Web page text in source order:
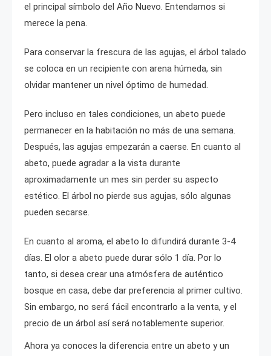
el principal símbolo del Año Nuevo. Entendamos si
merece la pena.
Para conservar la frescura de las agujas, el árbol talado
se coloca en un recipiente con arena húmeda, sin
olvidar mantener un nivel óptimo de humedad.
Pero incluso en tales condiciones, un abeto puede
permanecer en la habitación no más de una semana.
Después, las agujas empezarán a caerse. En cuanto al
abeto, puede agradar a la vista durante
aproximadamente un mes sin perder su aspecto
estético. El árbol no pierde sus agujas, sólo algunas
pueden secarse.
En cuanto al aroma, el abeto lo difundirá durante 3-4
días. El olor a abeto puede durar sólo 1 día. Por lo
tanto, si desea crear una atmósfera de auténtico
bosque en casa, debe dar preferencia al primer cultivo.
Sin embargo, no será fácil encontrarlo a la venta, y el
precio de un árbol así será notablemente superior.
Ahora ya conoces la diferencia entre un abeto y un